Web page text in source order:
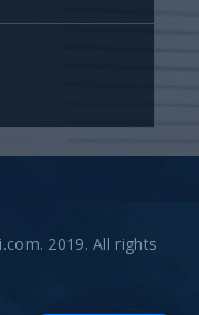
2019. All rights